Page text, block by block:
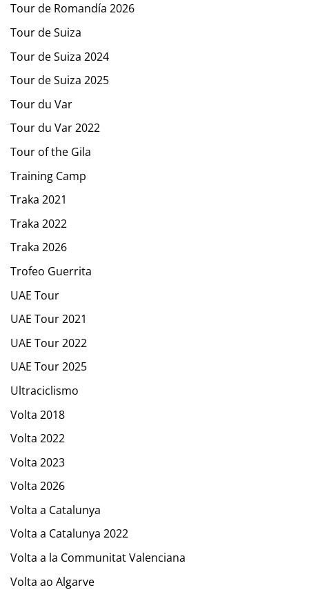
Tour de Romandía 2026
Tour de Suiza
Tour de Suiza 2024
Tour de Suiza 2025
Tour du Var
Tour du Var 2022
Tour of the Gila
Training Camp
Traka 2021
Traka 2022
Traka 2026
Trofeo Guerrita
UAE Tour
UAE Tour 2021
UAE Tour 2022
UAE Tour 2025
Ultraciclismo
Volta 2018
Volta 2022
Volta 2023
Volta 2026
Volta a Catalunya
Volta a Catalunya 2022
Volta a la Communitat Valenciana
Volta ao Algarve